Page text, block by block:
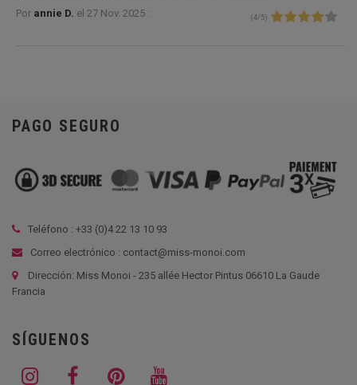
Por annie D. el 27 Nov. 2025 : (4/ 5)
PAGO SEGURO
Teléfono : +33 (0)4 22 13 10 93
Correo electrónico : contact@miss-monoi.com
Dirección: Miss Monoi - 235 allée Hector Pintus 06610 La Gaude
Francia
SÍGUENOS